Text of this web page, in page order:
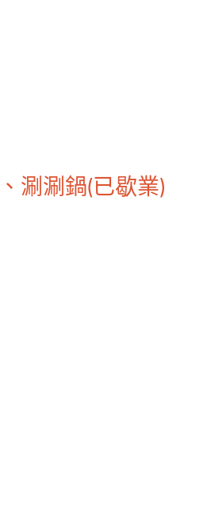
涮涮鍋(已歇業)